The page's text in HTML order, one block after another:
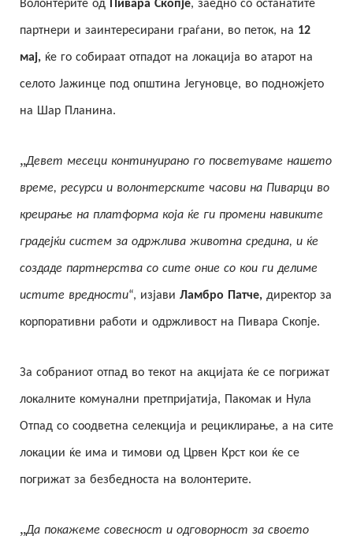
Волонтерите од Пивара Скопје, заедно со останатите
партнери и заинтересирани граѓани, во петок, на 12
мај, ќе го собираат отпадот на локација во атарот на
селото Јажинце под општина Јегуновце, во подножјето
на Шар Планина.
„Девет месеци континуирано го посветуваме нашето
време, ресурси и волонтерските часови на Пиварци во
креирање на платформа која ќе ги промени навиките
градејќи систем за одржлива животна средина, и ќе
создаде партнерства со сите оние со кои ги делиме
истите вредности“, изјави Ламбро Патче, директор за
корпоративни работи и одржливост на Пивара Скопје.
За собраниот отпад во текот на акцијата ќе се погрижат
локалните комунални претпријатија, Пакомак и Нула
Отпад со соодветна селекција и рециклирање, а на сите
локации ќе има и тимови од Црвен Крст кои ќе се
погрижат за безбедноста на волонтерите.
„Да покажеме совесност и одговорност за своето